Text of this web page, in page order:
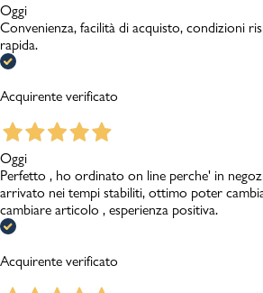
Oggi
Convenienza, facilità di acquisto, condizioni
rapida.
Acquirente verificato
Oggi
Perfetto , ho ordinato on line perche' in
arrivato nei tempi stabiliti, ottimo poter
cambiare articolo , esperienza positiva.
Acquirente verificato